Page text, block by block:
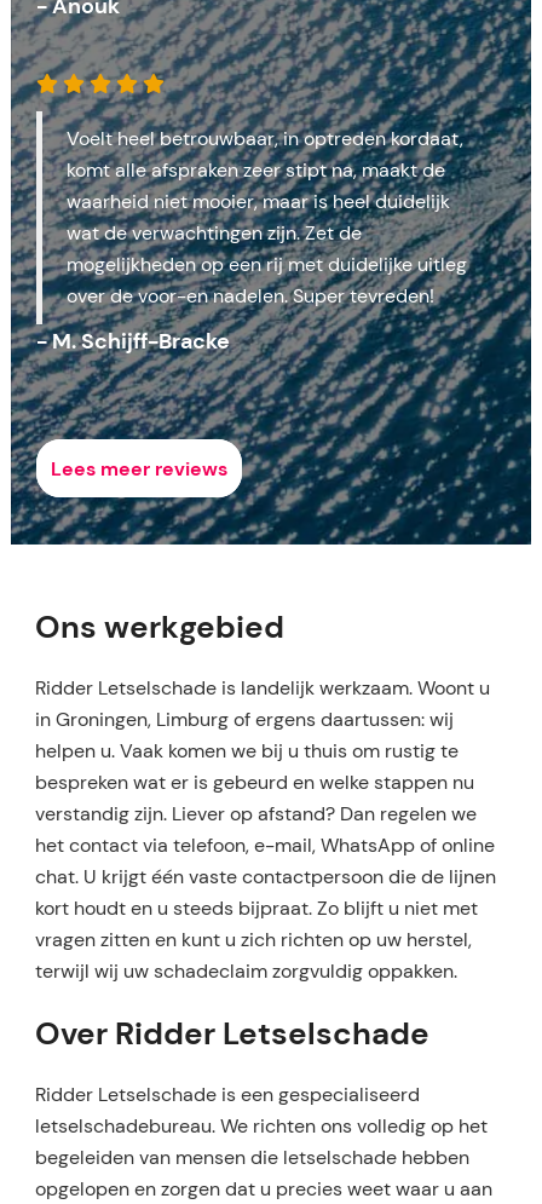
Voelt heel betrouwbaar, in optreden kordaat,
komt alle afspraken zeer stipt na, maakt de
waarheid niet mooier, maar is heel duidelijk
wat de verwachtingen zijn. Zet de
mogelijkheden op een rij met duidelijke uitleg
over de voor-en nadelen. Super tevreden!
- M. Schijff-Bracke
Lees meer reviews
Ons werkgebied
Ridder Letselschade is landelijk werkzaam. Woont u
in Groningen, Limburg of ergens daartussen: wij
helpen u. Vaak komen we bij u thuis om rustig te
bespreken wat er is gebeurd en welke stappen nu
verstandig zijn. Liever op afstand? Dan regelen we
het contact via telefoon, e-mail, WhatsApp of online
chat. U krijgt één vaste contactpersoon die de lijnen
kort houdt en u steeds bijpraat. Zo blijft u niet met
vragen zitten en kunt u zich richten op uw herstel,
terwijl wij uw schadeclaim zorgvuldig oppakken.
Over Ridder Letselschade
Ridder Letselschade is een gespecialiseerd
letselschadebureau. We richten ons volledig op het
begeleiden van mensen die letselschade hebben
opgelopen en zorgen dat u precies weet waar u aan